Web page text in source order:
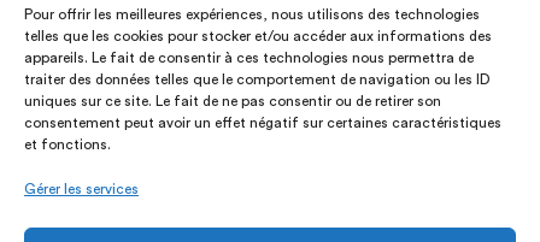
Pour offrir les meilleures expériences, nous utilisons des technologies
telles que les cookies pour stocker et/ou accéder aux informations des
appareils. Le fait de consentir à ces technologies nous permettra de
traiter des données telles que le comportement de navigation ou les ID
uniques sur ce site. Le fait de ne pas consentir ou de retirer son
consentement peut avoir un effet négatif sur certaines caractéristiques
et fonctions.
Gérer les services
Préparations
Diffuseurs
Epices
Livres et cadeaux